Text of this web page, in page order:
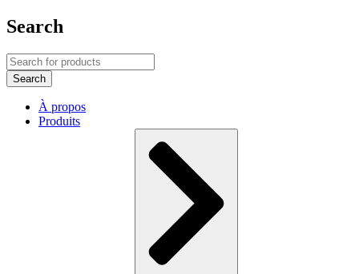
Search
À propos
Produits